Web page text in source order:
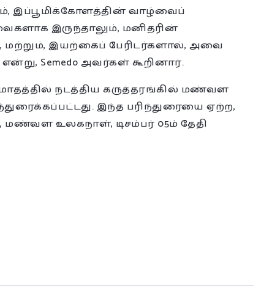
இப்பூமிக்கோளத்தின் வாழ்வைப்
இருந்தாலும், மனிதரின்
மற்றும், இயற்கைப் பேரிடர்களால், அவை
Semedo அவர்கள் கூறினார்.
மாதத்தில் நடத்திய கருத்தரங்கில் மண்வள
இந்த பரிந்துரையை ஏற்ற,
உலகநாள், டிசம்பர் 05ம் தேதி